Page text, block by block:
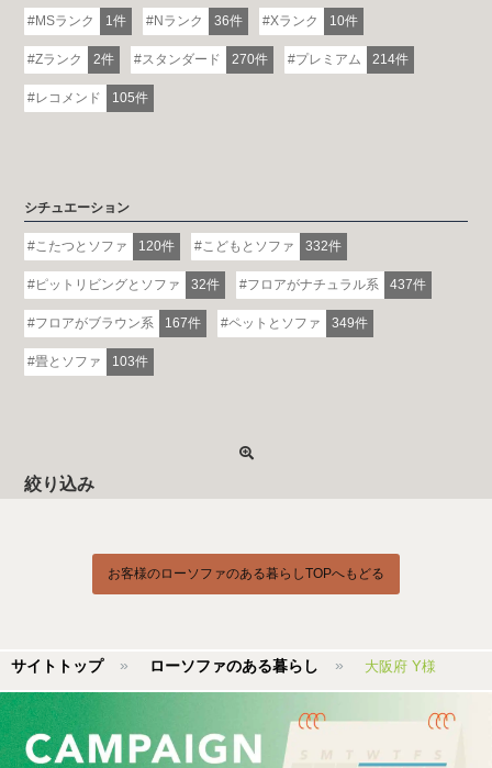
MSランク 1件 Nランク 36件 Xランク 10件
Zランク 2件 スタンダード 270件 プレミアム 214件
レコメンド 105件
シチュエーション
こたつとソファ 120件 こどもとソファ 332件
ピットリビングとソファ 32件 フロアがナチュラル系 437件
フロアがブラウン系 167件 ペットとソファ 349件
畳とソファ 103件
絞り込み
お客様のローソファのある暮らしTOPへもどる
サイトトップ ローソファのある暮らし 大阪府 Y様